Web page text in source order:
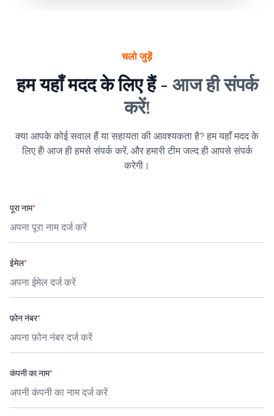
चलो जुड़ें
हम यहाँ मदद के लिए हैं - आज ही संपर्क
करें!
क्या आपके कोई सवाल हैं या सहायता की आवश्यकता है? हम यहाँ मदद के
लिए हैं! आज ही हमसे संपर्क करें, और हमारी टीम जल्द ही आपसे संपर्क
करेगी।
पूरा नाम*
ईमेल*
फ़ोन नंबर*
कंपनी का नाम*